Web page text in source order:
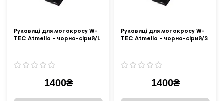
Рукавиці для мотокросу W-
TEC Atmello - чорно-сірий/L
1400₴
Рукавиці для мотокросу W-
TEC Atmello - чорно-сірий/S
1400₴